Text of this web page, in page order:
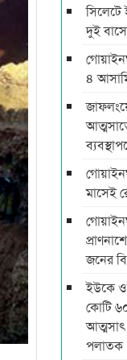
দুই
৪ আসামি
মাসেই
জনের
ইউকে
কোটি
আত্মসাৎ:
পলাতক